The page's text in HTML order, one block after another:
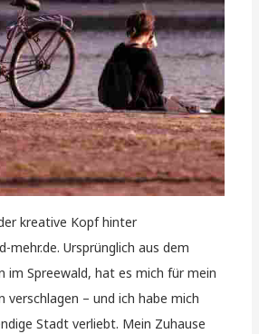
kreative Kopf hinter
mehr.de. Ursprünglich aus dem
im Spreewald, hat es mich für mein
verschlagen – und ich habe mich
Stadt verliebt. Mein Zuhause